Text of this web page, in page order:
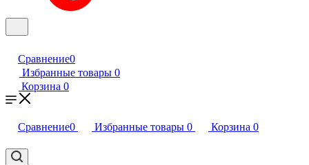
Сравнение0
Избранные товары 0
Корзина 0
Сравнение0 Избранные товары 0 Корзина 0